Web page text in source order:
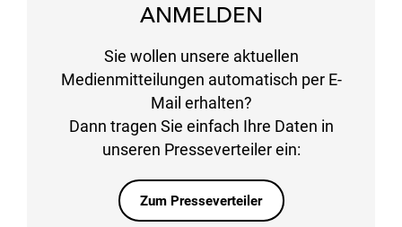
ANMELDEN
Sie wollen unsere aktuellen
Medienmitteilungen automatisch per E-
Mail erhalten?
Dann tragen Sie einfach Ihre Daten in
unseren Presseverteiler ein:
Zum Presseverteiler